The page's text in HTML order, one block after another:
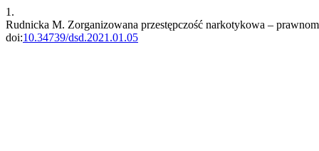
1.
Rudnicka M. Zorganizowana przestępczość narkotykowa –
doi:10.34739/dsd.2021.01.05